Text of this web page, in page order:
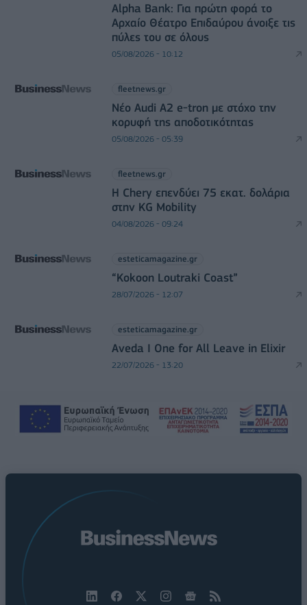
Alpha Bank: Για πρώτη φορά το
Αρχαίο Θέατρο Επιδαύρου άνοιξε τις
πύλες του σε όλους
05/08/2026 - 10:12
fleetnews.gr
Νέο Audi A2 e-tron με στόχο την
κορυφή της αποδοτικότητας
05/08/2026 - 05:39
fleetnews.gr
Η Chery επενδύει 75 εκατ. δολάρια
στην KG Mobility
04/08/2026 - 09:24
esteticamagazine.gr
“Kokoon Loutraki Coast”
28/07/2026 - 12:07
esteticamagazine.gr
Aveda I One for All Leave in Elixir
22/07/2026 - 13:20